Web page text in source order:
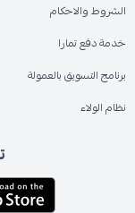
الشروط والاحكام
خدمة دفع تمارا
برنامج التسويق بالعمولة
نظام الولاء